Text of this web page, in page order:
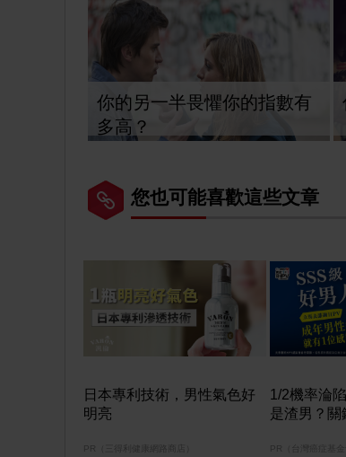
你的另一半畏懼你的指數有
多高？
您也可能喜歡這些文章
日本專利技術，男性氣色好
明亮
PR（三得利健康網路商店）
1/2機率淪
是渣男？關
PR（台灣癌症基金